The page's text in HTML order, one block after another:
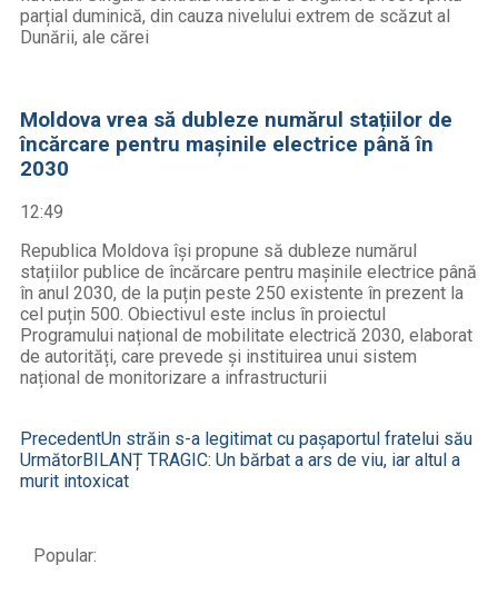
parțial duminică, din cauza nivelului extrem de scăzut al
Dunării, ale cărei
Moldova vrea să dubleze numărul stațiilor de
încărcare pentru mașinile electrice până în
2030
12:49
Republica Moldova își propune să dubleze numărul
stațiilor publice de încărcare pentru mașinile electrice până
în anul 2030, de la puțin peste 250 existente în prezent la
cel puțin 500. Obiectivul este inclus în proiectul
Programului național de mobilitate electrică 2030, elaborat
de autorități, care prevede și instituirea unui sistem
național de monitorizare a infrastructurii
PrecedentUn străin s-a legitimat cu pașaportul fratelui său
UrmătorBILANȚ TRAGIC: Un bărbat a ars de viu, iar altul a
murit intoxicat
Popular: